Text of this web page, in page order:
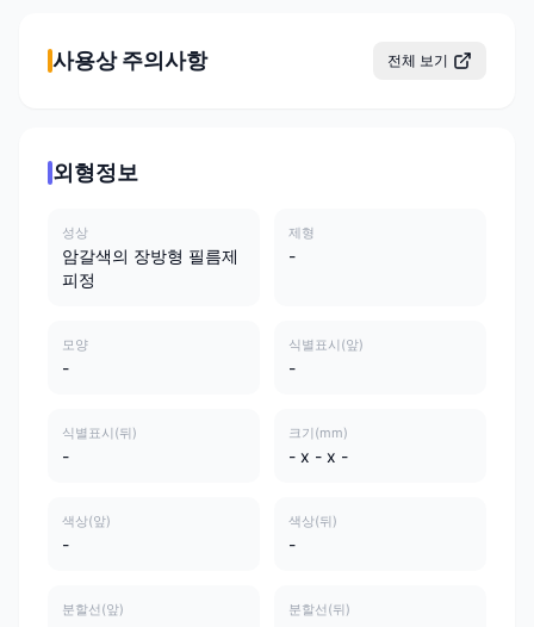
사용상 주의사항 전체 보기
외형정보
성상
암갈색의 장방형 필름제
피정
제형
-
모양
-
식별표시(앞)
-
식별표시(뒤)
-
크기(mm)
- x - x -
색상(앞)
-
색상(뒤)
-
분할선(앞) 분할선(뒤)